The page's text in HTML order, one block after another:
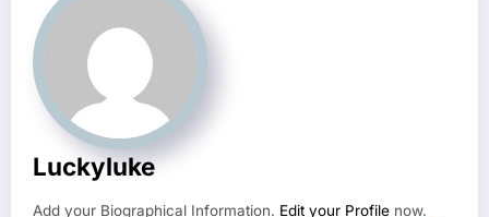
Luckyluke
Add your Biographical Information. Edit your Profile now.